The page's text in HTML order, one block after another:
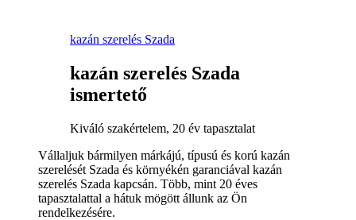
kazán szerelés Szada
kazán szerelés Szada
ismertető
Kiváló szakértelem, 20 év tapasztalat
Vállaljuk bármilyen márkájú, típusú és korú kazán
szerelését Szada és környékén garanciával kazán
szerelés Szada kapcsán. Több, mint 20 éves
tapasztalattal a hátuk mögött állunk az Ön
rendelkezésére.